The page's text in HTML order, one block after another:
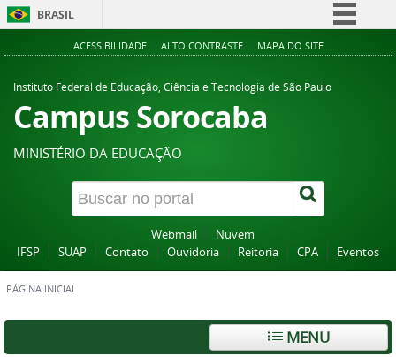
BRASIL
Simplifique!
Acesso à informação
Canais
ACESSIBILIDADE ALTO CONTRASTE MAPA DO SITE
Instituto Federal de Educação, Ciência e Tecnologia de São Paulo
Campus Sorocaba
MINISTÉRIO DA EDUCAÇÃO
Webmail
Nuvem
IFSP
SUAP Contato Ouvidoria Reitoria CPA Eventos
PÁGINA INICIAL
MENU